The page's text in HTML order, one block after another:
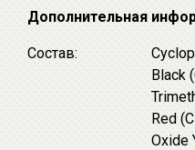
Дополнительная
Состав:
Black
Red
Oxide